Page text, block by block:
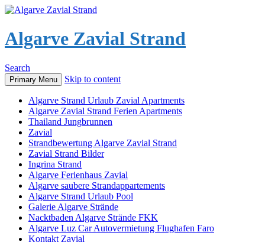
Algarve Zavial Strand
Search
Primary Menu Skip to content
Algarve Strand Urlaub Zavial Apartments
Algarve Zavial Strand Ferien Apartments
Thailand Jungbrunnen
Zavial
Strandbewertung Algarve Zavial Strand
Zavial Strand Bilder
Ingrina Strand
Algarve Ferienhaus Zavial
Algarve saubere Strandappartements
Algarve Strand Urlaub Pool
Galerie Algarve Strände
Nacktbaden Algarve Strände FKK
Algarve Luz Car Autovermietung Flughafen Faro
Kontakt Zavial